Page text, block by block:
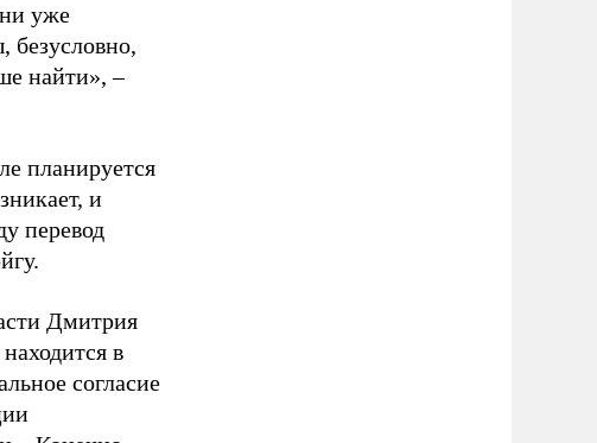
уже
безусловно,
найти», –
планируется
и
перевод
Дмитрия
в
согласие